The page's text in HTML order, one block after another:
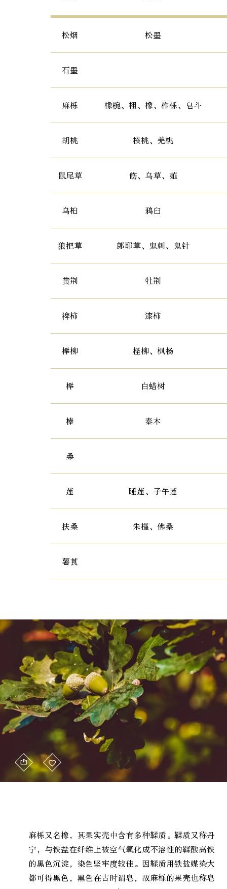
松烟 松墨
石墨
麻栎 橡椀、栩、橡、柞栎、皂斗
胡桃 核桃、羌桃
鼠尾草 飭、乌草、薤
乌桕 鸦臼
狼把草 郎耶草、鬼刺、鬼针
黄荆 牡荆
禆柿 漆柿
榉柳 柽柳、枫杨
榉 白蜡树
榛 秦木
桑
莲 睡莲、子午莲
扶桑 朱槿、佛桑
薯莨
麻栎又名橡，其果实壳中含有多种鞣质。鞣质又称丹
宁，与铁盐在纤维上被空气氧化成不溶性的鞣酸高铁
的黑色沉淀，染色坚牢度较佳。因鞣质用铁盐媒染大
都可得黑色，黑色在古时谓皂，故麻栎的果壳也称皂